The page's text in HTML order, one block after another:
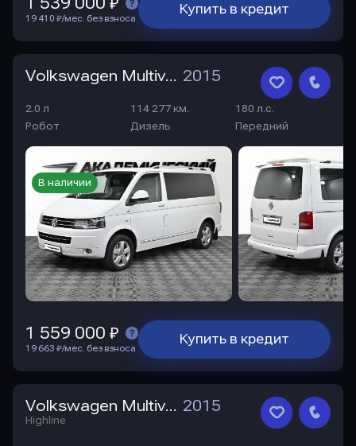
Купить в кредит
19 410 ₽/мес. без взноса
Volkswagen Multivan 2015
2.0 л 114 277 км.
180 л.с.
Робот
Дизель Передний
В наличии
Купить в кредит
1 559 000 ₽
19 663 ₽/мес. без взноса
Volkswagen Multivan 2015
Highline